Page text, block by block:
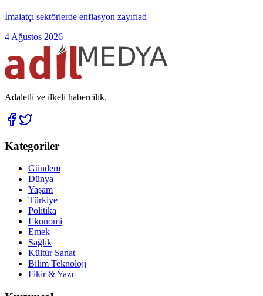
İmalatçı sektörlerde enflasyon zayıflad
4 Ağustos 2026
Adaletli ve ilkeli habercilik.
Kategoriler
Gündem
Dünya
Yaşam
Türkiye
Politika
Ekonomi
Emek
Sağlık
Kültür Sanat
Bilim Teknoloji
Fikir & Yazı